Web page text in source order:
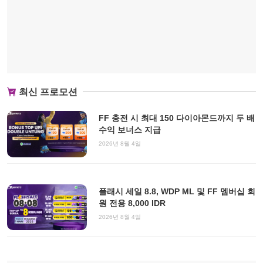
최신 프로모션
FF 충전 시 최대 150 다이아몬드까지 두 배
수익 보너스 지급
2026년 8월 4일
플래시 세일 8.8, WDP ML 및 FF 멤버십 회
원 전용 8,000 IDR
2026년 8월 4일